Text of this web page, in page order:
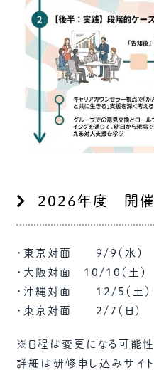
2026年度 開催
・東京対面 9/9（水）
・大阪対面 10/10（土）
・沖縄対面 12/5（土）
・東京対面 2/7（日）
※日程は変更になる可能
詳細は研修申し込みサ